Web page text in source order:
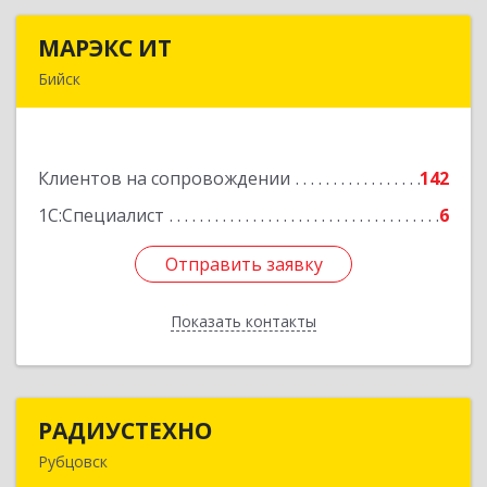
МАРЭКС ИТ
Бийск
Клиентов на сопровождении
142
1С:Специалист
6
Отправить заявку
Показать контакты
Отправить заявку
Назад
РАДИУСТЕХНО
Рубцовск